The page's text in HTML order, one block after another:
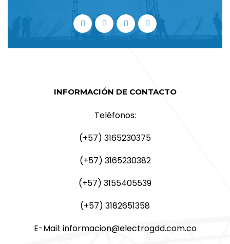
INFORMACIÓN DE CONTACTO
Teléfonos:
(+57) 3165230375
(+57) 3165230382
(+57) 3155405539
(+57) 3182651358
E-Mail: informacion@electrogdd.com.co